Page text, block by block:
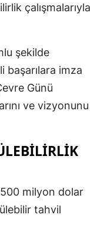
Erzincan
Gaziantep
Gümüşhane
Hakkari
çalışmalarıyla
şekilde
imza
Günü
ve vizyonunu
milyon dolar
tahvil